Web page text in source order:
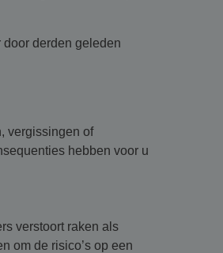
derden geleden
vergissingen of
hebben voor u
verstoort raken als
om de risico’s op een